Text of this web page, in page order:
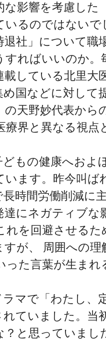
影響を考慮した
いるのではないで
社」について職
すればいいのか。
載している北里大
国などに対して
天野妙代表から
療界と異なる視点
もの健康へおよ
ます。昨今叫ば
長時間労働削減に
達にネガティブな
れを回避させる
が、 周囲への理
った言葉が生ま
マで「わたし、
ていました。当
？と思っていまし